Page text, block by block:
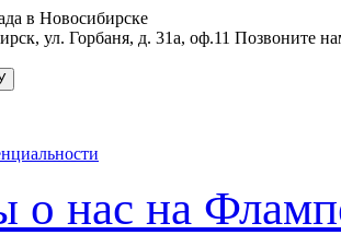
в Новосибирске
, ул. Горбаня, д. 31а, оф.11 Позвоните
о нас на